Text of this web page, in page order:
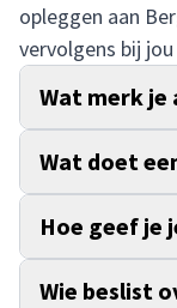
opleggen aan
vervolgens bij
Wat merk je
Wat doet
Hoe geef je
Wie beslist